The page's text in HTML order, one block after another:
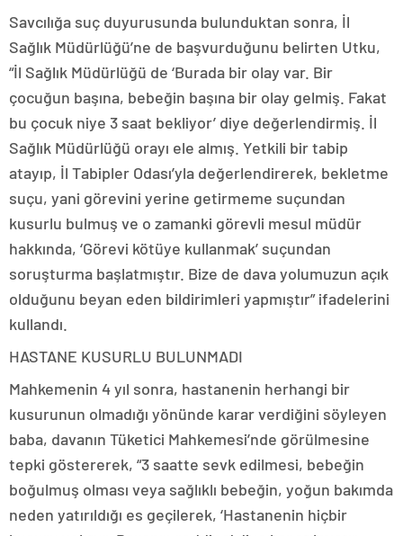
Savcılığa suç duyurusunda bulunduktan sonra, İl
Sağlık Müdürlüğü’ne de başvurduğunu belirten Utku,
“İl Sağlık Müdürlüğü de ‘Burada bir olay var. Bir
çocuğun başına, bebeğin başına bir olay gelmiş. Fakat
bu çocuk niye 3 saat bekliyor’ diye değerlendirmiş. İl
Sağlık Müdürlüğü orayı ele almış. Yetkili bir tabip
atayıp, İl Tabipler Odası’yla değerlendirerek, bekletme
suçu, yani görevini yerine getirmeme suçundan
kusurlu bulmuş ve o zamanki görevli mesul müdür
hakkında, ‘Görevi kötüye kullanmak’ suçundan
soruşturma başlatmıştır. Bize de dava yolumuzun açık
olduğunu beyan eden bildirimleri yapmıştır” ifadelerini
kullandı.
HASTANE KUSURLU BULUNMADI
Mahkemenin 4 yıl sonra, hastanenin herhangi bir
kusurunun olmadığı yönünde karar verdiğini söyleyen
baba, davanın Tüketici Mahkemesi’nde görülmesine
tepki göstererek, “3 saatte sevk edilmesi, bebeğin
boğulmuş olması veya sağlıklı bebeğin, yoğun bakımda
neden yatırıldığı es geçilerek, ‘Hastanenin hiçbir